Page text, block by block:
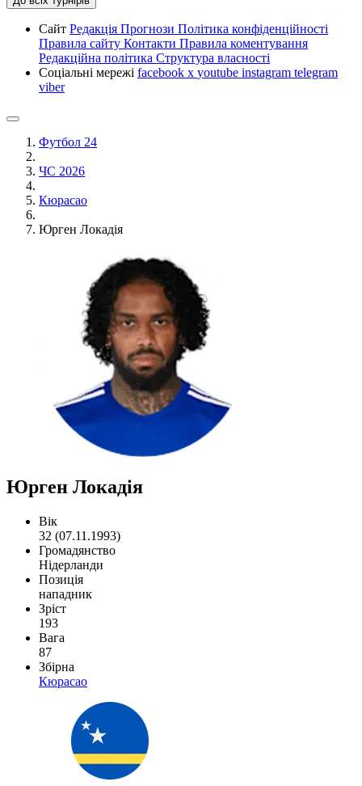
Сайт Редакція Прогнози Політика конфіденційності
Правила сайту Контакти Правила коментування
Редакційна політика Структура власності
Соціальні мережі facebook x youtube instagram telegram
viber
Футбол 24
ЧС 2026
Кюрасао
Юрген Локадія
Юрген Локадія
Вік
32 (07.11.1993)
Громадянство
Нідерланди
Позиція
нападник
Зріст
193
Вага
87
Збірна
Кюрасао